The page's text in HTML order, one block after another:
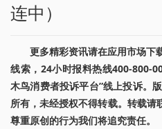
连中）
更多精彩资讯请在应用市场下
线索，24小时报料热线400-800-
木鸟消费者投诉平台”线上投诉。
所有，未经授权不得转载。转载
尊重原创的行为我们将追究责任。